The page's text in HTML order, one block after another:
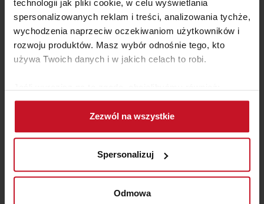
technologii jak pliki cookie, w celu wyświetlania
spersonalizowanych reklam i treści, analizowania tychże,
wychodzenia naprzeciw oczekiwaniom użytkowników i
rozwoju produktów. Masz wybór odnośnie tego, kto
używa Twoich danych i w jakich celach to robi.
Gromadzić dane dotyczące Twojej lokalizacji
geograficznej z dokładnością nawet do kilku metrów
Identyfikować Twoje urządzenie, aktywnie
(fingerprinting, czyli wirtualny odcisk palca)
Dowiedz się więcej odnośnie tego, jak Twoje osobiste
dane są przetwarzane oraz ustaw własne preferencje w
Zezwól na wszystkie
Spersonalizuj
Odmowa
258 ZŁ/M²